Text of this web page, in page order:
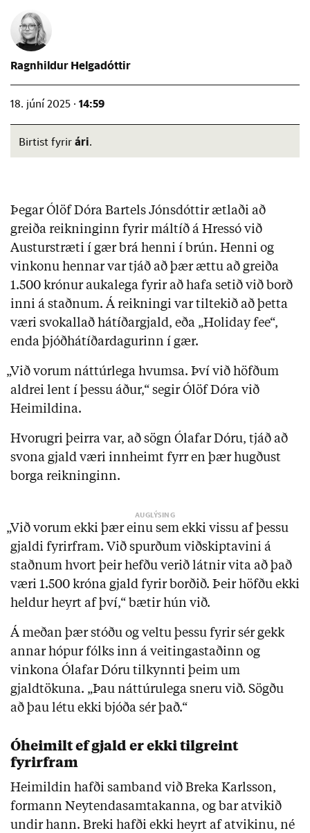
Ragnhildur Helgadóttir
18. júní 2025 · 14:59
Birtist fyrir ári.
Þegar Ólöf Dóra Bartels Jónsdóttir ætlaði að
greiða reikninginn fyrir máltíð á Hressó við
Austurstræti í gær brá henni í brún. Henni og
vinkonu hennar var tjáð að þær ættu að greiða
1.500 krónur aukalega fyrir að hafa setið við borð
inni á staðnum. Á reikningi var tiltekið að þetta
væri svokallað hátíðargjald, eða „Holiday fee“,
enda þjóðhátíðardagurinn í gær.
„Við vorum náttúrlega hvumsa. Því við höfðum
aldrei lent í þessu áður,“ segir Ólöf Dóra við
Heimildina.
Hvorugri þeirra var, að sögn Ólafar Dóru, tjáð að
svona gjald væri innheimt fyrr en þær hugðust
borga reikninginn.
„Við vorum ekki þær einu sem ekki vissu af þessu
gjaldi fyrirfram. Við spurðum viðskiptavini á
staðnum hvort þeir hefðu verið látnir vita að það
væri 1.500 króna gjald fyrir borðið. Þeir höfðu ekki
heldur heyrt af því,“ bætir hún við.
Á meðan þær stóðu og veltu þessu fyrir sér gekk
annar hópur fólks inn á veitingastaðinn og
vinkona Ólafar Dóru tilkynnti þeim um
gjaldtökuna. „Þau náttúrulega sneru við. Sögðu
að þau létu ekki bjóða sér það.“
Óheimilt ef gjald er ekki tilgreint
fyrirfram
Heimildin hafði samband við Breka Karlsson,
formann Neytendasamtakanna, og bar atvikið
undir hann. Breki hafði ekki heyrt af atvikinu, né